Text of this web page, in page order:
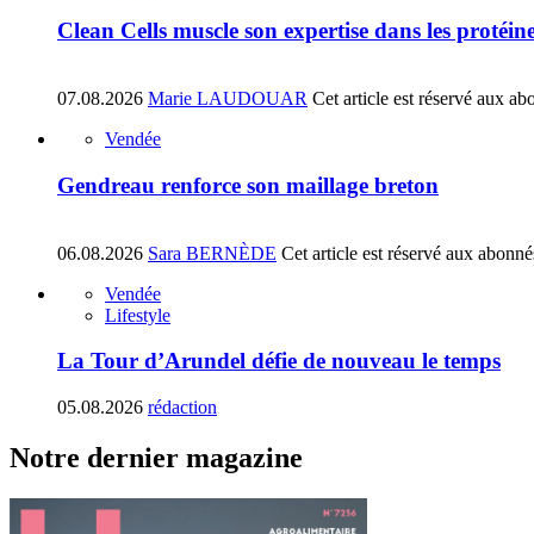
Clean Cells muscle son expertise dans les
07.08.2026 Marie LAUDOUAR Cet article est réservé aux
Vendée
Gendreau renforce son maillage breton
06.08.2026 Sara BERNÈDE Cet article est réservé aux
Vendée
Lifestyle
La Tour d’Arundel défie de nouveau le temps
05.08.2026 rédaction
Notre dernier magazine